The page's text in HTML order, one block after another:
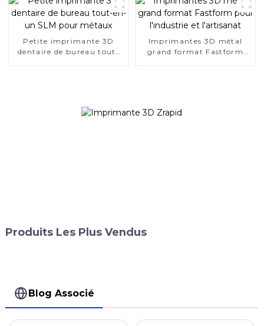
métallique dentaire
Petite imprimante 3D
dentaire de bureau tout-
Imprimantes 3D métal
grand format Fastform
Produits Les Plus Vendus
Blog Associé